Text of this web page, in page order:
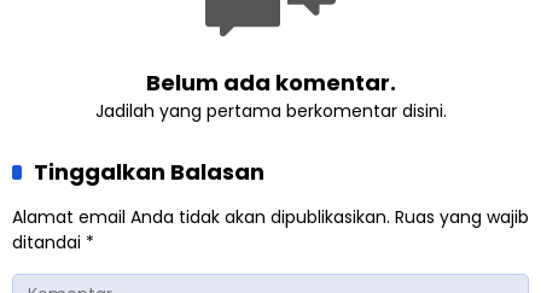
Belum ada komentar.
Jadilah yang pertama berkomentar disini.
Tinggalkan Balasan
Alamat email Anda tidak akan dipublikasikan. Ruas yang wajib
ditandai *